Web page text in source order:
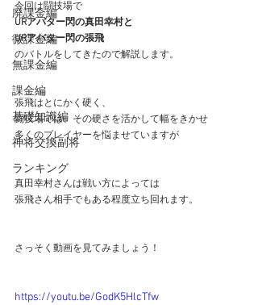
廃課金編
微課金編
無課金編
課金編
基礎知識編
神将交換副将
ランキング
今回は闘技場で
URアバター閃の真田幸村と
URアバター閃の張飛
のバトルをしてきたので解説します。
張飛はとにかく硬く、
闘技場では、その硬さを活かして幅をきかせ
多くのプレイヤーを悩ませていますが
真田幸村さんは戦い方によっては
張飛さん相手でもある程度立ち回れます。
さっそく動画を見てみましょう！
https://youtu.be/GodK5HlcTfw